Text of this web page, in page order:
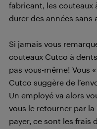
fabricant, les couteaux
durer des années sans
Si jamais vous
couteaux Cutco à
pas vous-même! Vous
Cutco suggère de
Un employé va alors
vous le retourner par la
payer, ce sont les frais